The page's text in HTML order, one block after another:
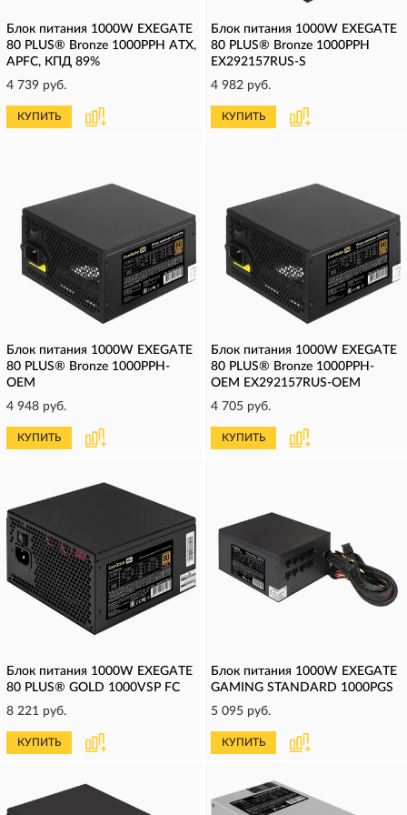
Блок питания 1000W EXEGATE
80 PLUS® Bronze 1000PPH ATX,
APFC, КПД 89%
4 739 руб.
КУПИТЬ
Блок питания 1000W EXEGATE
80 PLUS® Bronze 1000PPH
EX292157RUS-S
4 982 руб.
КУПИТЬ
Блок питания 1000W EXEGATE
80 PLUS® Bronze 1000PPH-
OEM
4 948 руб.
КУПИТЬ
Блок питания 1000W EXEGATE
80 PLUS® Bronze 1000PPH-
OEM EX292157RUS-OEM
4 705 руб.
КУПИТЬ
Блок питания 1000W EXEGATE
80 PLUS® GOLD 1000VSP FС
8 221 руб.
КУПИТЬ
Блок питания 1000W EXEGATE
GAMING STANDARD 1000PGS
5 095 руб.
КУПИТЬ